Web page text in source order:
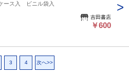
ース入 ビニル袋入
吉田書店
￥600
3 4 次へ>>